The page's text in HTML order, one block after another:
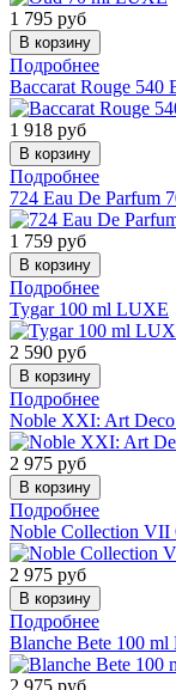
1 795 руб
Подробнее
Baccarat Rouge
1 918 руб
Подробнее
724 Eau De Parfum
1 759 руб
Подробнее
Tygar 100 ml LUXE
2 590 руб
Подробнее
Noble XXI: Art
2 975 руб
Подробнее
Noble Collection VII
2 975 руб
Подробнее
Blanche Bete 100
2 975 руб